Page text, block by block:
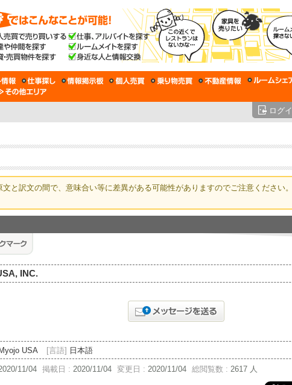
ログ
と訳文の間で、意味合い等に差異がある可能性がありますのでご注意ください。
INC.
Myojo USA [言語] 日本語
11/04 掲載日 : 2020/11/04 変更日 : 2020/11/04 総閲覧数 : 2617 人